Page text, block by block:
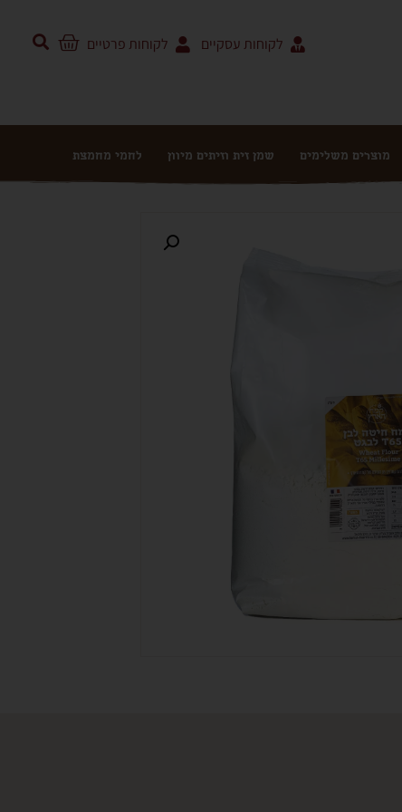
לקוחות עסקיים לקוחות פרטיים
מוצרים משלימים שמן זית וזיתים מיוון לחמי מחמצת